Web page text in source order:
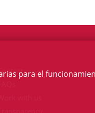
para el